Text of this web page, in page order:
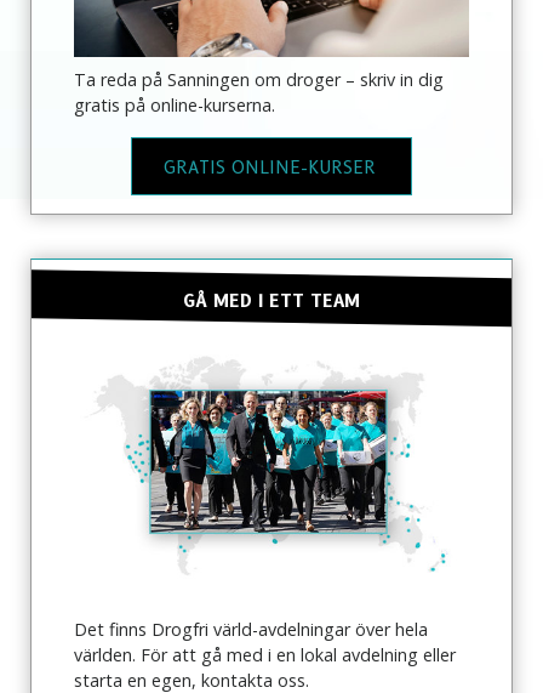
Ta reda på Sanningen om droger – skriv in dig
gratis på online-kurserna.
GRATIS ONLINE-KURSER
GÅ MED I ETT TEAM
Det finns Drogfri värld-avdelningar över hela
världen. För att gå med i en lokal avdelning eller
starta en egen, kontakta oss.